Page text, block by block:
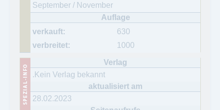
September / November
630
1000
.Kein Verlag bekannt
28.02.2023